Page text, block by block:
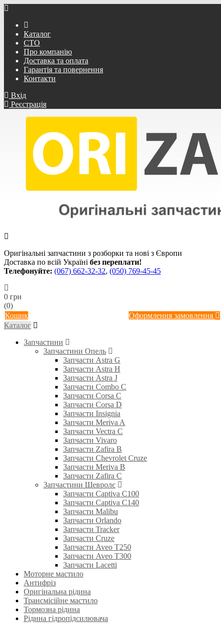
Каталог
СТО
Про компанію
Доставка та оплата
Гарантія та повернення
Контакти
Вхід
Реєстрація
Оригінальні запчастини з розборки та нові з Європи
Доставка по всій Україні без переплати!
Телефонуйте: (067) 662-32-32, (050) 769-45-45
0 грн
(0)
Кошик
Оформлення замовлення
Каталог
Запчастини
Запчастини Опель
Запчасти Astra G
Запчасти Astra H
Запчасти Astra J
Запчасти Combo C
Запчасти Corsa C
Запчасти Corsa D
Запчасти Insignia
Запчасти Meriva A
Запчасти Vectra C
Запчасти Vivaro
Запчасти Zafira B
Запчасти Chevrolet Cruze
Запчасти Meriva B
Запчасти Zafira C
Запчастини Шевролє
Запчасти Captiva C100
Запчасти Captiva C140
Запчасти Malibu
Запчасти Orlando
Запчасти Tracker
Запчасти Cruze
Запчасти Aveo T250
Запчасти Aveo T300
Запчасти Lacetti
Моторне мастило
Антифріз
Оригінальна рідина
Трансмісійне мастило
Тормозна рідина
Рідина гідропідсилювача